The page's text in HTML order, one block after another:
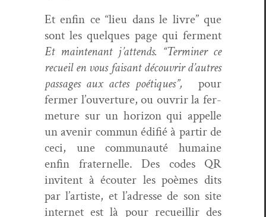
Et enfin ce “lieu dans le livre” que
sont les quelques page qui fer­ment
Et main­tenant j’at­tends. “Ter­min­er ce
recueil en vous faisant décou­vrir d’autres
pas­sages aux actes poé­tiques”,
pour
fer­mer l’ou­ver­ture, ou ouvrir la fer­
me­ture sur un hori­zon qui appelle
un avenir com­mun édi­fié à par­tir de
ceci, une com­mu­nauté humaine
enfin frater­nelle. Des codes QR
invi­tent à écouter les poèmes dits
par l’artiste, et l’adresse de son site
inter­net est là pour recueil­lir des